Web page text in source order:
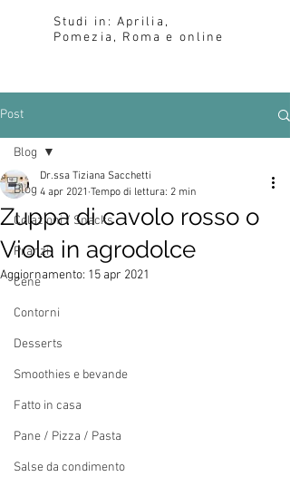
Studi in: Aprilia,
Pomezia, Roma e online
Post
Blog
Colazioni / Snacks
Pranzi
Cene
Contorni
Desserts
Smoothies e bevande
Fatto in casa
Pane / Pizza / Pasta
Salse da condimento
Blog
Zuppa di cavolo rosso o
Viola in agrodolce
Dr.ssa Tiziana Sacchetti
4 apr 2021 Tempo di lettura: 2 min
Aggiornamento: 15 apr 2021